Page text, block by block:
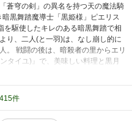
穹の剣」の異名を持つ天の魔法騎
黒舞踏魔導士「黒姫様」ピエリス
駆使したキレのある暗黒舞踏で相
り、二人(と一羽)は、なし崩し的に
。 戦闘の後は、暗殺者の里からエリ
タイユ)』で、美味しい料理と黒月
には今も呪いのチョーカーが嵌め
、まだ本人も気づいていない「精
青ハッピーな天の魔法騎士(蒼穹の
事×天才第四王子CPもあり。 ⭐︎お久
件